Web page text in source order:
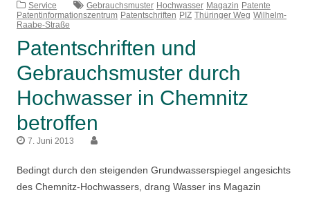
Service Gebrauchsmuster Hochwasser Magazin Patente
Patentinformationszentrum Patentschriften PIZ Thüringer Weg Wilhelm-
Raabe-Straße
Patentschriften und
Gebrauchsmuster durch
Hochwasser in Chemnitz
betroffen
7. Juni 2013
Bedingt durch den steigenden Grundwasserspiegel angesichts
des Chemnitz-Hochwassers, drang Wasser ins Magazin